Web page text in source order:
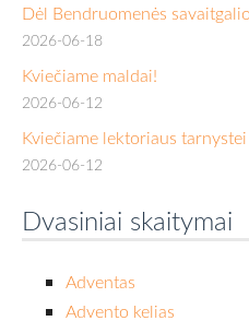
Dėl Bendruomenės savaitgalio
2026-06-18
Kviečiame maldai!
2026-06-12
Kviečiame lektoriaus tarnystei
2026-06-12
Dvasiniai skaitymai
Adventas
Advento kelias